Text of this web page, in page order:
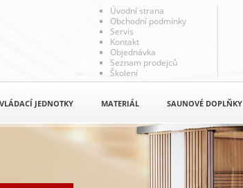
Úvodní strana
Obchodní podmínky
Servis
Kontakt
Objednávka
Seznam prodejců
Školení
JEDNOTKY MATERIÁL SAUNOVÉ DOPLŇKY